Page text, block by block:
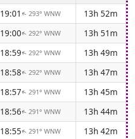
19:01 ↑293° WNW 13h 52m
19:00↑ 292° WNW 13h 51m
18:59↑ 292° WNW 13h 49m
18:58↑ 292° WNW 13h 47m
18:57↑ 291° WNW 13h 45m
18:56↑ 291° WNW 13h 44m
18:55↑ 291° WNW 13h 42m